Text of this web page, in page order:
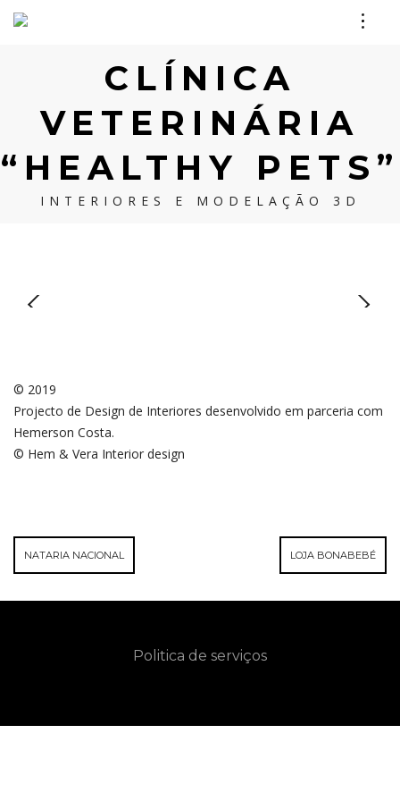
CLÍNICA
VETERINÁRIA
“HEALTHY PETS”
INTERIORES E MODELAÇÃO 3D
© 2019
Projecto de Design de Interiores desenvolvido em parceria com
Hemerson Costa.
© Hem & Vera Interior design
NATARIA NACIONAL LOJA BONABEBÉ
Politica de serviços